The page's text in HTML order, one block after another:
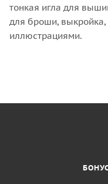
тонкая игла для
для броши, выкройка,
иллюстрациями.